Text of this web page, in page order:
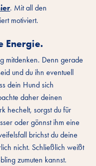
. Mit all den
motiviert.
Energie.
mitdenken. Denn gerade
und du ihn eventuell
dein Hund sich
daher deinen
hechelt, sorgst du für
oder gönnst ihm eine
brichst du deine
nicht. Schließlich weißt
zumuten kannst.